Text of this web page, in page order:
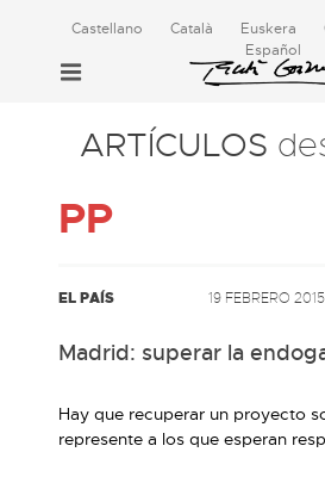
Castellano Català Euskera
Español
ARTÍCULOS
PP
EL PAÍS 19 FEBRERO 2015
Madrid: superar la
Hay que recuperar un proyecto
represente a los que esperan